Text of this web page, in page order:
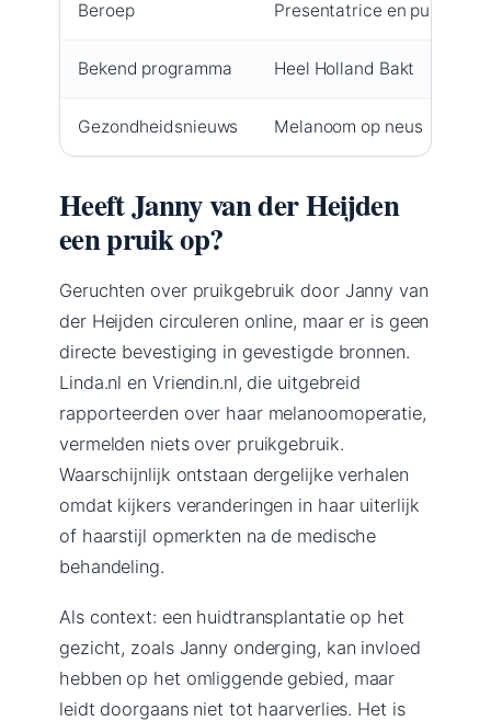
Beroep Presentatrice en publiciste
Bekend programma Heel Holland Bakt
Gezondheidsnieuws Melanoom op neus
Heeft Janny van der Heijden
een pruik op?
Geruchten over pruikgebruik door Janny van
der Heijden circuleren online, maar er is geen
directe bevestiging in gevestigde bronnen.
Linda.nl en Vriendin.nl, die uitgebreid
rapporteerden over haar melanoomoperatie,
vermelden niets over pruikgebruik.
Waarschijnlijk ontstaan dergelijke verhalen
omdat kijkers veranderingen in haar uiterlijk
of haarstijl opmerkten na de medische
behandeling.
Als context: een huidtransplantatie op het
gezicht, zoals Janny onderging, kan invloed
hebben op het omliggende gebied, maar
leidt doorgaans niet tot haarverlies. Het is